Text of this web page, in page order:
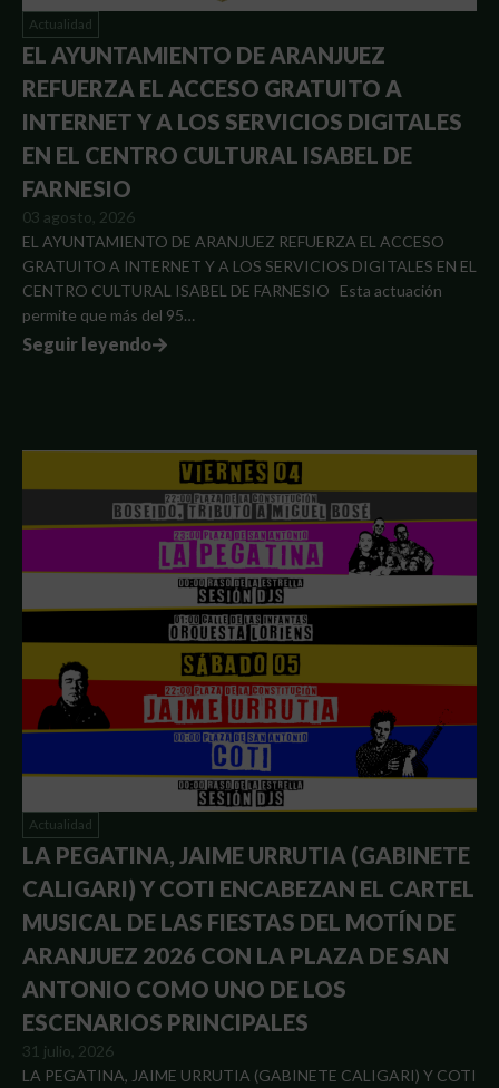
Actualidad
EL AYUNTAMIENTO DE ARANJUEZ
REFUERZA EL ACCESO GRATUITO A
INTERNET Y A LOS SERVICIOS DIGITALES
EN EL CENTRO CULTURAL ISABEL DE
FARNESIO
03 agosto, 2026
EL AYUNTAMIENTO DE ARANJUEZ REFUERZA EL ACCESO
GRATUITO A INTERNET Y A LOS SERVICIOS DIGITALES EN EL
CENTRO CULTURAL ISABEL DE FARNESIO Esta actuación
permite que más del 95…
Seguir leyendo
Actualidad
LA PEGATINA, JAIME URRUTIA (GABINETE
CALIGARI) Y COTI ENCABEZAN EL CARTEL
MUSICAL DE LAS FIESTAS DEL MOTÍN DE
ARANJUEZ 2026 CON LA PLAZA DE SAN
ANTONIO COMO UNO DE LOS
ESCENARIOS PRINCIPALES
31 julio, 2026
LA PEGATINA, JAIME URRUTIA (GABINETE CALIGARI) Y COTI